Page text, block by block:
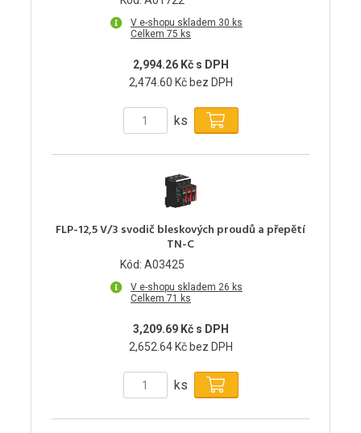
V e-shopu skladem 30 ks
Celkem 75 ks
2,994.26 Kč s DPH
2,474.60 Kč bez DPH
ks
FLP-12,5 V/3 svodič bleskových proudů a přepětí
TN-C
Kód: A03425
V e-shopu skladem 26 ks
Celkem 71 ks
3,209.69 Kč s DPH
2,652.64 Kč bez DPH
ks